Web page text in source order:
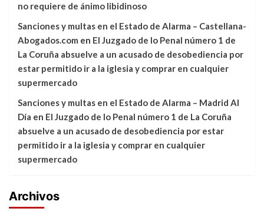
no requiere de ánimo libidinoso
Sanciones y multas en el Estado de Alarma – Castellana-
Abogados.com en El Juzgado de lo Penal número 1 de
La Coruña absuelve a un acusado de desobediencia por
estar permitido ir a la iglesia y comprar en cualquier
supermercado
Sanciones y multas en el Estado de Alarma – Madrid Al
Día en El Juzgado de lo Penal número 1 de La Coruña
absuelve a un acusado de desobediencia por estar
permitido ir a la iglesia y comprar en cualquier
supermercado
Archivos